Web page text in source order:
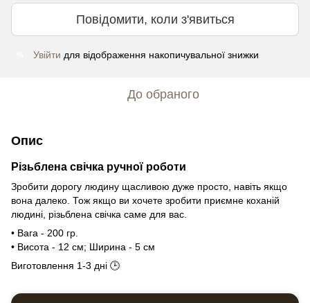
Повідомити, коли з'явиться
Увійти для відображення накопичувальної знижки
До обраного
Опис
Різьблена свічка ручної роботи
Зробити дорогу людину щасливою дуже просто, навіть якщо
вона далеко. Тож якщо ви хочете зробити приємне коханій
людині, різьблена свічка саме для вас.
• Вага - 200 гр.
• Висота - 12 см; Ширина - 5 см
Виготовлення 1-3 дні 🕒